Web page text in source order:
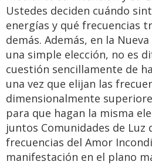
Ustedes deciden cuándo
energías y qué frecuencias
demás. Además, en la
una simple elección, no es
cuestión sencillamente de
una vez que elijan las
dimensionalmente
para que hagan la misma
juntos Comunidades de
frecuencias del Amor
manifestación en el plano